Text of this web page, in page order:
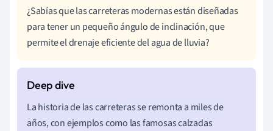
¿Sabías que las carreteras modernas están diseñadas
para tener un pequeño ángulo de inclinación, que
permite el drenaje eficiente del agua de lluvia?
La historia de las carreteras se remonta a miles de
años, con ejemplos como las famosas calzadas